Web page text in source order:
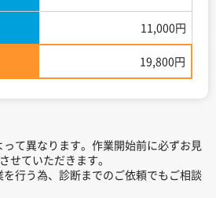
11,000円
19,800円
て異なります。作業開始前に必ずお見
せていただきます。
行う為、診断までのご依頼でもご相談